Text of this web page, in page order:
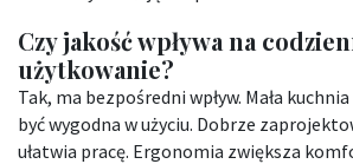
Czy jakość wpływa na
użytkowanie?
Tak, ma bezpośredni wpływ. Mała
być wygodna w użyciu. Dobrze
ułatwia pracę. Ergonomia zwiększa